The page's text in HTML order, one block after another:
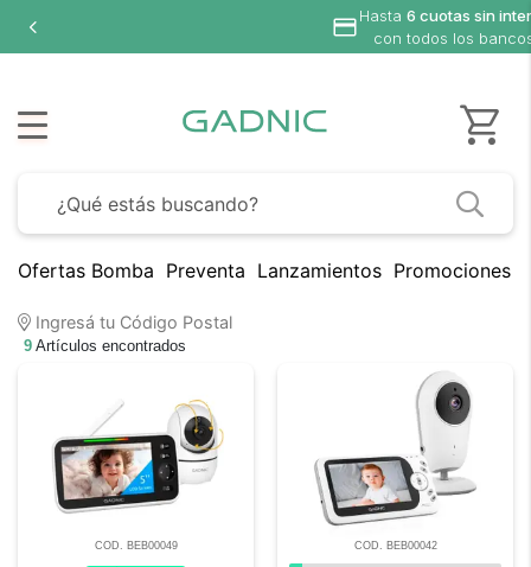
Hasta 6 cuotas sin
con todos los
Ofertas Bomba Preventa Lanzamientos Promociones
Ingresá tu Código Postal
9 Artículos encontrados
COD. BEB00049 COD. BEB00042